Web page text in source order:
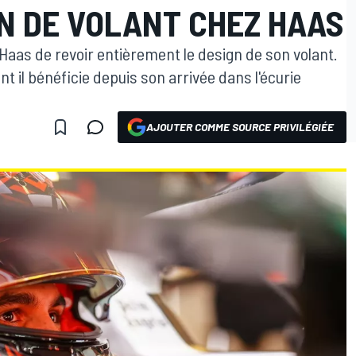
DE VOLANT CHEZ HAAS
de revoir entièrement le design de son volant.
il bénéficie depuis son arrivée dans l'écurie
AJOUTER COMME SOURCE PRIVILÉGIÉE